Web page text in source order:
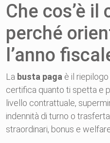
Che cos’è il
perché
l’anno
La busta paga è il
certifica quanto ti spetta e
livello contrattuale,
indennità di turno o
straordinari, bonus e